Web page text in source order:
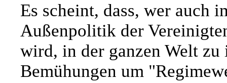
Es scheint, dass, wer auch
Außenpolitik der
wird, in der ganzen Welt
Bemühungen um